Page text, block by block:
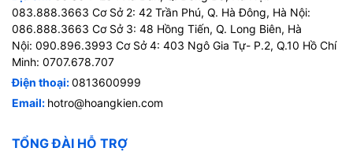
083.888.3663 Cơ Sở 2: 42 Trần Phú, Q. Hà Đông, Hà Nội:
086.888.3663 Cơ Sở 3: 48 Hồng Tiến, Q. Long Biên, Hà
Nội: 090.896.3993 Cơ Sở 4: 403 Ngô Gia Tự- P.2, Q.10 Hồ Chí
Minh: 0707.678.707
Điện thoại:0813600999
Email: hotro@hoangkien.com
TỔNG ĐÀI HỖ TRỢ